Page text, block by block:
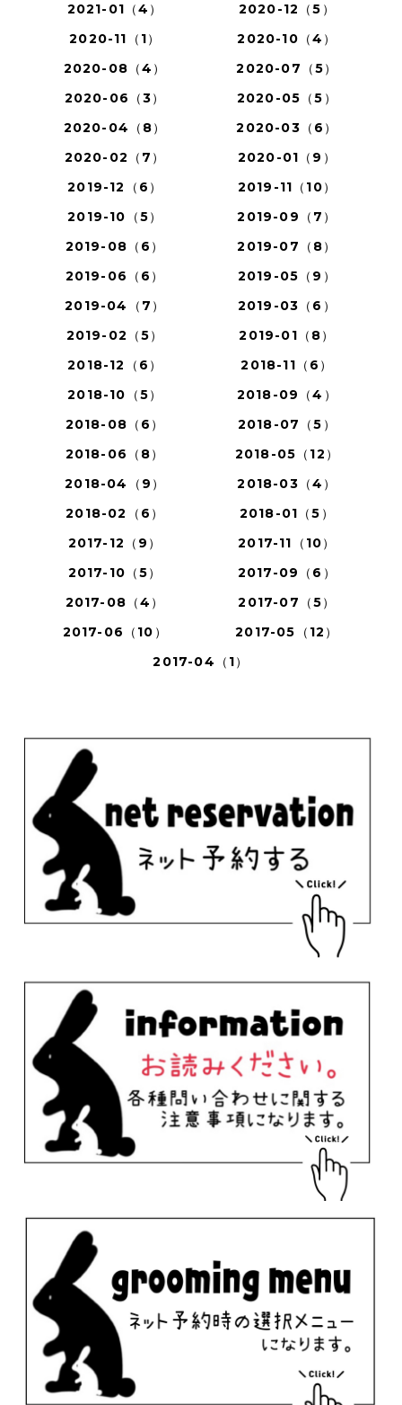
2021-01（4）
2020-12（5）
2020-11（1）
2020-10（4）
2020-08（4）
2020-07（5）
2020-06（3）
2020-05（5）
2020-04（8）
2020-03（6）
2020-02（7）
2020-01（9）
2019-12（6）
2019-11（10）
2019-10（5）
2019-09（7）
2019-08（6）
2019-07（8）
2019-06（6）
2019-05（9）
2019-04（7）
2019-03（6）
2019-02（5）
2019-01（8）
2018-12（6）
2018-11（6）
2018-10（5）
2018-09（4）
2018-08（6）
2018-07（5）
2018-06（8）
2018-05（12）
2018-04（9）
2018-03（4）
2018-02（6）
2018-01（5）
2017-12（9）
2017-11（10）
2017-10（5）
2017-09（6）
2017-08（4）
2017-07（5）
2017-06（10）
2017-05（12）
2017-04（1）